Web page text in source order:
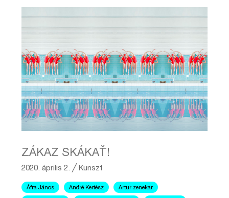
ZÁKAZ SKÁKAŤ!
2020. április 2. ╱ Kunszt
Áfra János André Kertész Artur zenekar